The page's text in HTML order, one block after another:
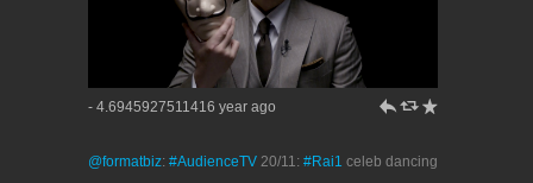
- 4.6945927511416 year ago h J R
@formatbiz: #AudienceTV 20/11: #Rai1 celeb dancing